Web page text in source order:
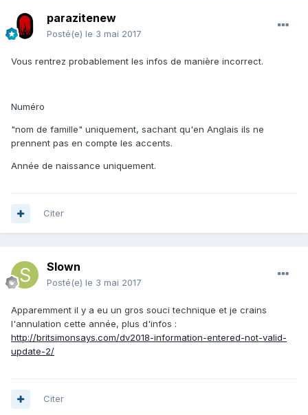
parazitenew
Posté(e) le 3 mai 2017
Vous rentrez probablement les infos de manière incorrect.
Numéro
"nom de famille" uniquement, sachant qu'en Anglais ils ne
prennent pas en compte les accents.
Année de naissance uniquement.
Citer
Slown
Posté(e) le 3 mai 2017
Apparemment il y a eu un gros souci technique et je crains
l'annulation cette année, plus d'infos :
http://britsimonsays.com/dv2018-information-entered-not-valid-
update-2/
Citer